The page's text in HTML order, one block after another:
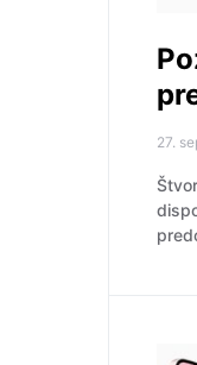
27.